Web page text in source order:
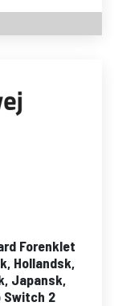
Forenklet
Hollandsk,
Japansk,
Switch 2